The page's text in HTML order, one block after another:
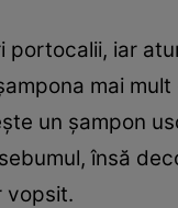
iar
mai
un şampon
însă
vopsit.